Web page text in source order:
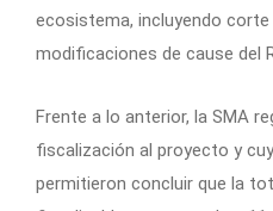
ecosistema, incluyendo
modificaciones de cause del
Frente a lo anterior, la SMA
fiscalización al proyecto y
permitieron concluir que la